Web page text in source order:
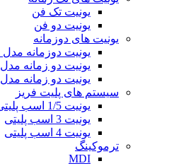
یونیت تک فن
یونیت دو فن
یونیت های دوزمانه
یونیت دوزمانه مدل TOS 100
یونیت دو زمانه مدل TOS200
یونیت دو زمانه مدل TOS300
سیستم های پلیت فریز
یونیت 1/5 اسب پلیتی
یونیت 3 اسب پلیتی
یونیت 4 اسب پلیتی
ترموکینگ
MDI